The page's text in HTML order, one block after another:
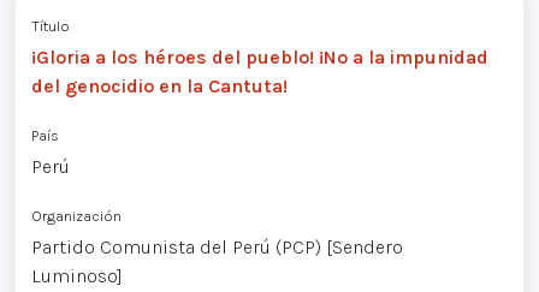
Título
¡Gloria a los héroes del pueblo! ¡No a la impunidad
del genocidio en la Cantuta!
País
Perú
Organización
Partido Comunista del Perú (PCP) [Sendero
Luminoso]